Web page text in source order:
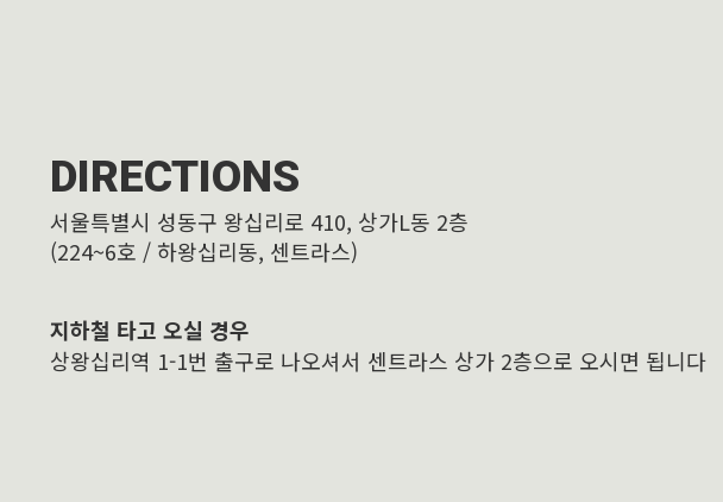
DIRECTIONS
서울특별시 성동구 왕십리로 410, 상가L동 2층
(224~6호 / 하왕십리동, 센트라스)
지하철 타고 오실 경우
상왕십리역 1-1번 출구로 나오셔서 센트라스 상가 2층으로 오시면 됩니다